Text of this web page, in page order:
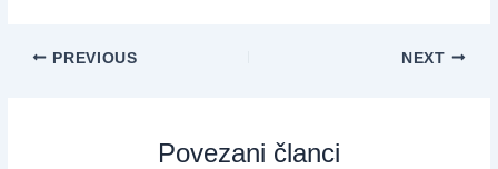
PREVIOUS NEXT
Povezani članci